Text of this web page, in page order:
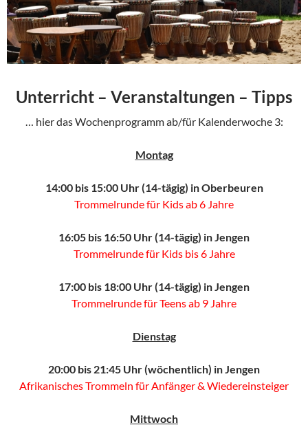
Unterricht – Veranstaltungen – Tipps
… hier das Wochenprogramm ab/für Kalenderwoche 3:
Montag
14:00 bis 15:00 Uhr (14-tägig) in Oberbeuren
Trommelrunde für Kids ab 6 Jahre
16:05 bis 16:50 Uhr (14-tägig) in Jengen
Trommelrunde für Kids bis 6 Jahre
17:00 bis 18:00 Uhr (14-tägig) in Jengen
Trommelrunde für Teens ab 9 Jahre
Dienstag
20:00 bis 21:45 Uhr (wöchentlich) in Jengen
Afrikanisches Trommeln für Anfänger & Wiedereinsteiger
Mittwoch